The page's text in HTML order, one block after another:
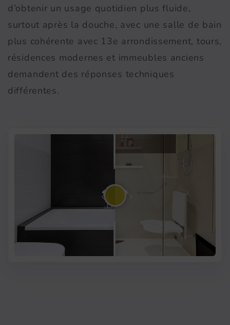
d’obtenir un usage quotidien plus fluide,
surtout après la douche, avec une salle de bain
plus cohérente avec 13e arrondissement, tours,
résidences modernes et immeubles anciens
demandent des réponses techniques
différentes.